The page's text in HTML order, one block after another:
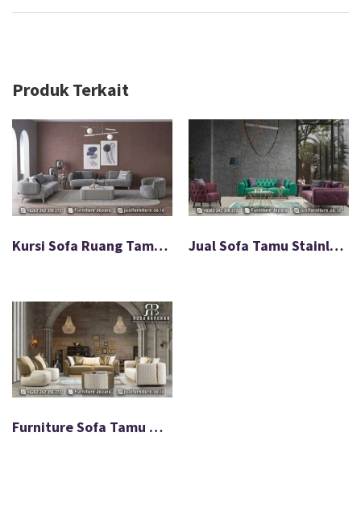
Produk Terkait
Kursi Sofa Ruang Tamu Minimalis Modern Terbaru FS-030 Jual Sofa Tamu Stainless Chester Terbaru 2025 FS-002
Furniture Sofa Tamu Minimalis Terbaru Modern FS-041